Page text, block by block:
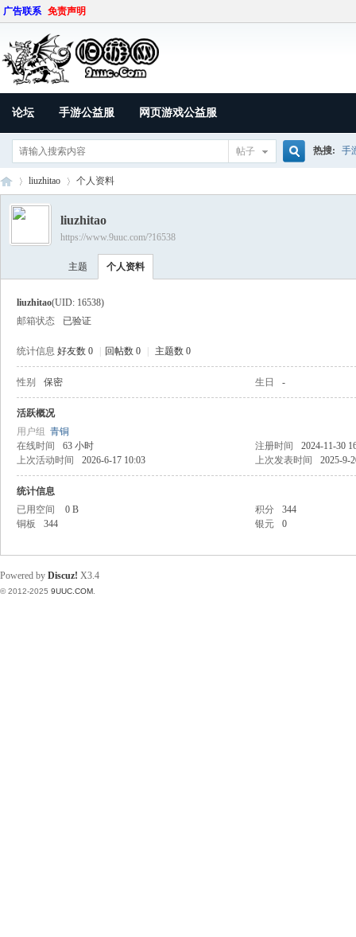
广告联系 免责声明
论坛 手游公益服 网页游戏公益服
帖子 热搜: 手
›
liuzhitao 个人资料
liuzhitao
https://www.9uuc.com/?16538
主题 个人资料
liuzhitao(UID: 16538)
邮箱状态
已验证
统计信息 好友数 0 回帖数 0 主题数 0
性别 保密 生日 -
活跃概况
用户组 青铜
在线时间
63 小时 注册时间
2024-11-30
上次活动时间
2026-6-17 10:03 上次发表时间 2025-9-
统计信息
已用空间
0 B 积分
344
铜板
344 银元 0
Powered by Discuz! X3.4
© 2012-2025 9UUC.COM